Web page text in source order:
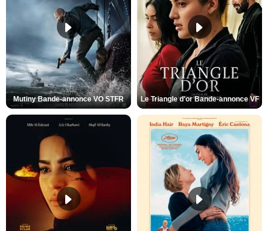
Mutiny Bande-annonce VO STFR Le Triangle d'or Bande-annonce VF